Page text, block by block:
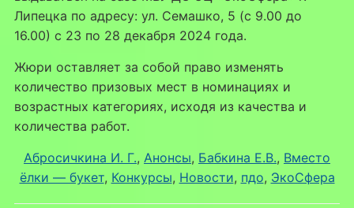
Липецка по адресу: ул. Семашко, 5 (с 9.00 до
16.00) с 23 по 28 декабря 2024 года.
Жюри оставляет за собой право изменять
количество призовых мест в номинациях и
возрастных категориях, исходя из качества и
количества работ.
Абросичкина И. Г., Анонсы, Бабкина Е.В., Вместо
ёлки — букет, Конкурсы, Новости, пдо, ЭкоСфера